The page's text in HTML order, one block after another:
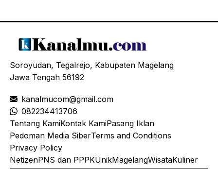
Soroyudan, Tegalrejo, Kabupaten Magelang
Jawa Tengah 56192
kanalmucom@gmail.com
082234413706
Tentang KamiKontak KamiPasang Iklan
Pedoman Media SiberTerms and Conditions
Privacy Policy
NetizenPNS dan PPPKUnikMagelangWisataKuliner